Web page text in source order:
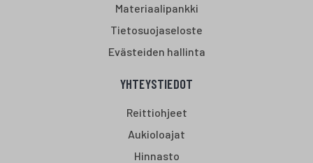
Materiaalipankki
Tietosuojaseloste
Evästeiden hallinta
YHTEYSTIEDOT
Reittiohjeet
Aukioloajat
Hinnasto